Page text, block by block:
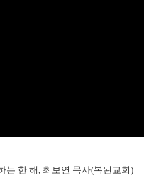
는 한 해, 최보연 목사(복된교회)